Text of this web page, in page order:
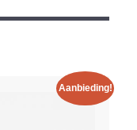
Aanbieding!